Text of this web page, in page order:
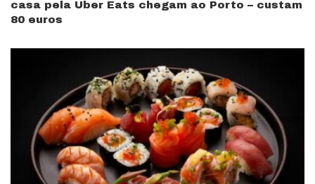
casa pela Uber Eats chegam ao Porto – custam
80 euros